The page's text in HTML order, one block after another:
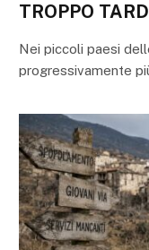
TROPPO
Nei piccoli paesi
progressivamente